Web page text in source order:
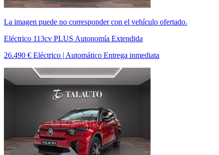
La imagen puede no corresponder con el vehículo ofertado.
Eléctrico 113cv PLUS Autonomía Extendida
26.490 € Eléctrico | Automático Entrega inmediata